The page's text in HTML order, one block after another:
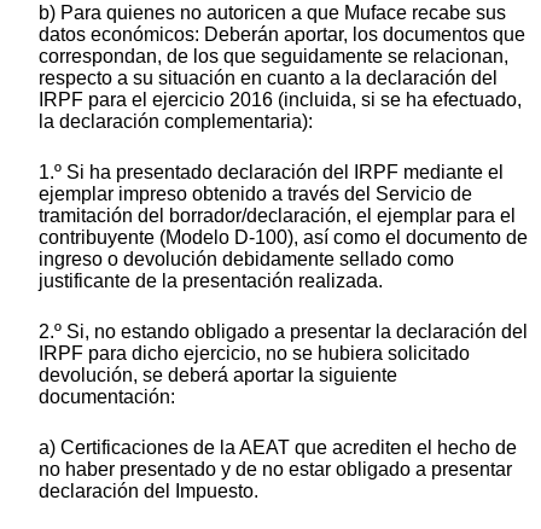
b) Para quienes no autoricen a que Muface recabe sus
datos económicos: Deberán aportar, los documentos que
correspondan, de los que seguidamente se relacionan,
respecto a su situación en cuanto a la declaración del
IRPF para el ejercicio 2016 (incluida, si se ha efectuado,
la declaración complementaria):
1.º Si ha presentado declaración del IRPF mediante el
ejemplar impreso obtenido a través del Servicio de
tramitación del borrador/declaración, el ejemplar para el
contribuyente (Modelo D-100), así como el documento de
ingreso o devolución debidamente sellado como
justificante de la presentación realizada.
2.º Si, no estando obligado a presentar la declaración del
IRPF para dicho ejercicio, no se hubiera solicitado
devolución, se deberá aportar la siguiente
documentación:
a) Certificaciones de la AEAT que acrediten el hecho de
no haber presentado y de no estar obligado a presentar
declaración del Impuesto.